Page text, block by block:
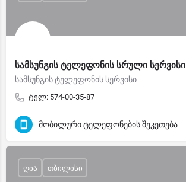
სამსუნგის ტელეფონის სრული სერვისი
სამსუნგის ტელეფონის სერვისი
ტელ: 574-00-35-87
მობილური ტელეფონების შეკეთება
ღია თბილისი